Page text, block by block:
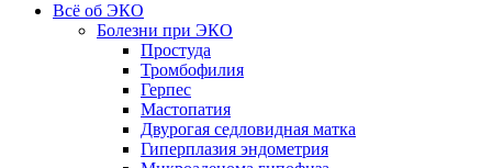
Всё об ЭКО
Болезни при ЭКО
Простуда
Тромбофилия
Герпес
Мастопатия
Двурогая седловидная матка
Гиперплазия эндометрия